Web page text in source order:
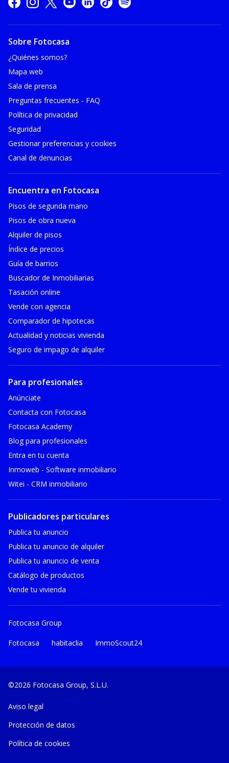
Sobre Fotocasa
¿Quiénes somos?
Mapa web
Sala de prensa
Preguntas frecuentes - FAQ
Política de privacidad
Seguridad
Gestionar preferencias y cookies
Canal de denuncias
Encuentra en Fotocasa
Pisos de segunda mano
Pisos de obra nueva
Alquiler de pisos
Índice de precios
Guía de barrios
Buscador de Inmobiliarias
Tasación online
Vende con agencia
Comparador de hipotecas
Actualidad y noticias vivienda
Seguro de impago de alquiler
Para profesionales
Anúnciate
Contacta con Fotocasa
Fotocasa Academy
Blog para profesionales
Entra en tu cuenta
Inmoweb - Software inmobiliario
Witei - CRM inmobiliario
Publicadores particulares
Publica tu anuncio
Publica tu anuncio de alquiler
Publica tu anuncio de venta
Catálogo de productos
Vende tu vivienda
Fotocasa Group
Fotocasa habitaclia ImmoScout24
©2026 Fotocasa Group, S.L.U.
Aviso legal
Protección de datos
Política de cookies